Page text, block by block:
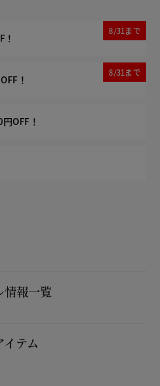
8/31まで
！
8/31まで
OFF！
情報一覧
テム